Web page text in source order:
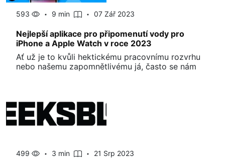
593 9 min 07 Zář 2023
Nejlepší aplikace pro připomenutí vody pro
iPhone a Apple Watch v roce 2023
Ať už je to kvůli hektickému pracovnímu rozvrhu
nebo našemu zapomnětlivému já, často se nám
499 3 min 21 Srp 2023